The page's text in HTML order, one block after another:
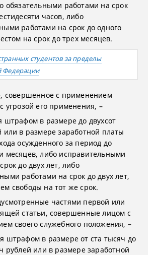
обязательными работами на срок
часов, либо
работами на срок до одного
на срок до трех месяцев.
студентов за пределы
Федерации
совершенное с применением
угрозой его применения, –
штрафом в размере до двухсот
или в размере заработной платы
осужденного за период до
месяцев, либо исправительными
до двух лет, либо
работами на срок до двух лет,
свободы на тот же срок.
частями первой или
статьи, совершенные лицом с
своего служебного положения, –
штрафом в размере от ста тысяч до
рублей или в размере заработной